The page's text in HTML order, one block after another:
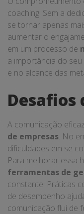
coaching. Sem a
se tornar apenas
aumentar o
em um processo de
a importância do
e no alcance das
Desafios
A comunicação
de empresas. No
dificuldades em se
Para melhorar essa
ferramentas de
constante. Práticas
de desempenho
comunicação flui de